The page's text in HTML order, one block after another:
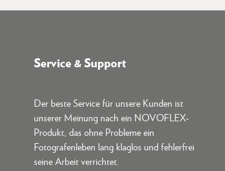
Service & Support
Der beste Service für unsere Kunden ist
unserer Meinung nach ein NOVOFLEX-
Produkt, das ohne Probleme ein
Fotografenleben lang klaglos und fehlerfrei
seine Arbeit verrichtet.